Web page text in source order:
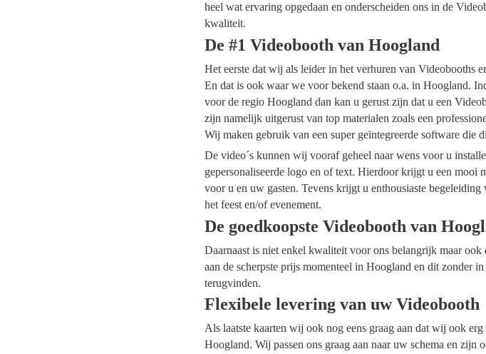
heel wat ervaring opgedaan en onderscheiden ons in de
kwaliteit.
De #1 Videobooth van Hoogland
Het eerste dat wij als leider in het verhuren van Videobooths
En dat is ook waar we voor bekend staan o.a. in Hoogland.
voor de regio Hoogland dan kan u gerust zijn dat u een
zijn namelijk uitgerust van top materialen zoals een
Wij maken gebruik van een super geïntegreerde software die
De video´s kunnen wij vooraf geheel naar wens voor u
gepersonaliseerde logo en of text. Hierdoor krijgt u een mooi
voor u en uw gasten. Tevens krijgt u enthousiaste
het feest en/of evenement.
De goedkoopste Videobooth van
Daarnaast is niet enkel kwaliteit voor ons belangrijk maar
aan de scherpste prijs momenteel in Hoogland en dit zonder
terugvinden.
Flexibele levering van uw Videobooth
Als laatste kaarten wij ook nog eens graag aan dat wij ook
Hoogland. Wij passen ons graag aan naar uw schema en zijn